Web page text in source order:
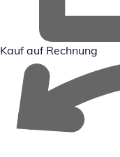
Kauf auf Rechnung